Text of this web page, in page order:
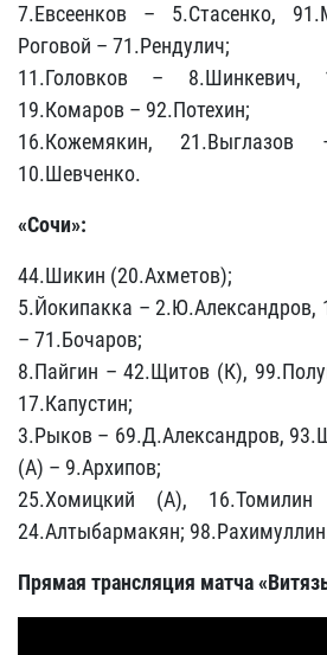
7.Евсеенков – 5.Стасенко,
Роговой – 71.Рендулич;
11.Головков –
19.Комаров – 92.Потехин;
16.Кожемякин,
10.Шевченко.
«Сочи»:
44.Шикин (20.Ахметов);
5.Йокипакка – 2.Ю.Александров,
– 71.Бочаров;
8.Пайгин – 42.Щитов (К),
17.Капустин;
3.Рыков – 69.Д.Александров,
(А) – 9.Архипов;
25.Хомицкий (А),
24.Алтыбармакян;
Прямая трансляция матча